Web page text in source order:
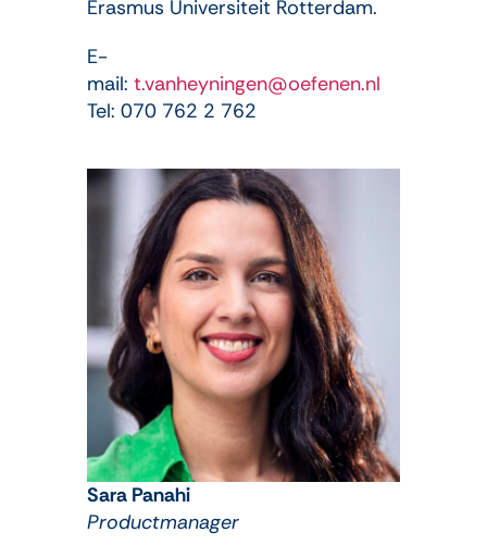
Erasmus Universiteit Rotterdam.
E-
mail: t.vanheyningen@oefenen.nl
Tel: 070 762 2 762
Sara Panahi
Productmanager